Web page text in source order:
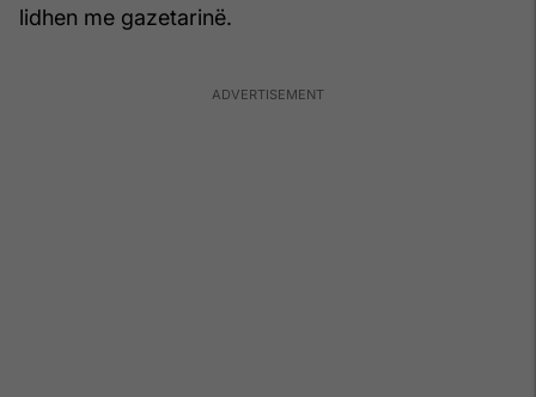
lidhen me gazetarinë.